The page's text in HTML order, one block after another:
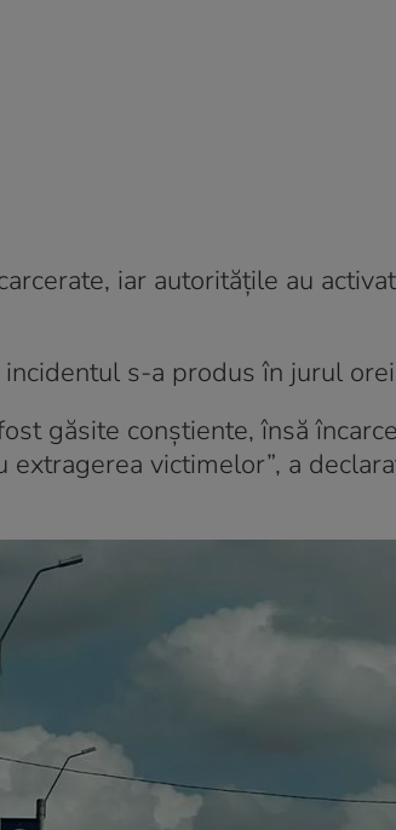
iar autoritățile au
s-a produs în jurul
găsite conştiente, însă
victimelor”, a